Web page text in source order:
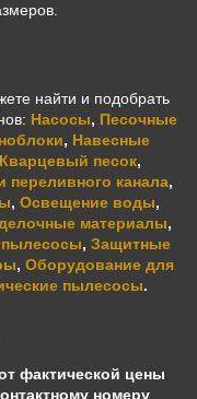
найти и подобрать
Насосы, Песочные
, Навесные
Кварцевый песок,
переливного канала,
, Освещение воды,
материалы,
, Защитные
, Оборудование для
пылесосы.
фактической цены
номеру